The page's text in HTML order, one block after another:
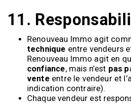
11.
Renouveau Immo agit
technique entre vendeurs
Renouveau Immo agit en
confiance, mais n’est pas
vente entre le vendeur et
indication contraire).
Chaque vendeur est